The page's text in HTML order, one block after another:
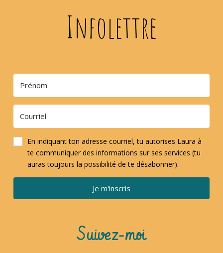
Infolettre
En indiquant ton adresse courriel, tu autorises Laura à
te communiquer des informations sur ses services (tu
auras toujours la possibilité de te désabonner).
Je m'inscris
Suivez-moi